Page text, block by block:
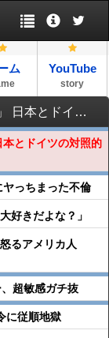
ム YouTube
story
海外「どこで日本と差がついたんだ…？」 日本とドイツの対照的な30年間が現地で話題に
とドイツの対照的
っちまった不倫
好きだよな？」
るアメリカ人
超敏感ガチ抜
に従順地獄